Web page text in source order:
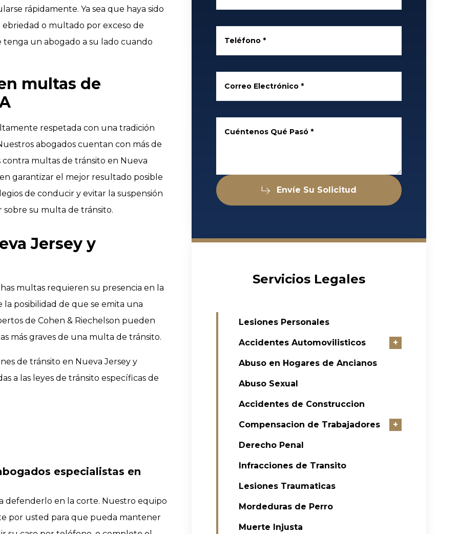
rápidamente. Ya sea que haya sido
o multado por exceso de
un abogado a su lado cuando
multas de
respetada con una tradición
abogados cuentan con más de
multas de tránsito en Nueva
garantizar el mejor resultado posible
de conducir y evitar la suspensión
sobre su multa de tránsito.
Jersey y
multas requieren su presencia en la
la posibilidad de que se emita una
de Cohen & Riechelson pueden
más graves de una multa de tránsito.
de tránsito en Nueva Jersey y
a las leyes de tránsito específicas de
especialistas en
defenderlo en la corte. Nuestro equipo
por usted para que pueda mantener
Teléfono *
Correo Electrónico *
Cuéntenos Qué Pasó *
Envíe Su Solicitud
Servicios Legales
Lesiones Personales
Accidentes Automovilisticos +
Abuso en Hogares de Ancianos
Abuso Sexual
Accidentes de Construccion
Compensacion de Trabajadores +
Derecho Penal
Infracciones de Transito
Lesiones Traumaticas
Mordeduras de Perro
Muerte Injusta